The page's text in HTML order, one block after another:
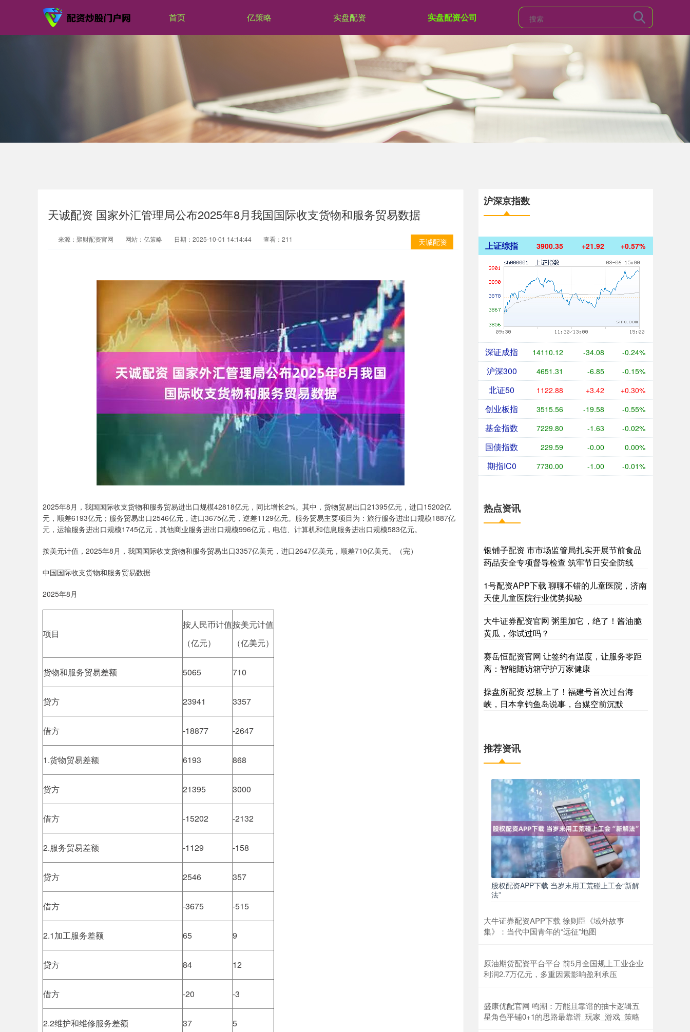
首页 亿策略 实盘配资 实盘配资公司
天诚配资 国家外汇管理局公布2025年8月我国国际收支货物和服务贸易数据
天诚配资
来源：聚财配资官网 网站：亿策略 日期：2025-10-01 14:14:44 查看：211
2025年8月，我国国际收支货物和服务贸易进出口规模42818亿元，同比增长2%。其中，货物贸易出口21395亿元，进口15202亿
元，顺差6193亿元；服务贸易出口2546亿元，进口3675亿元，逆差1129亿元。服务贸易主要项目为：旅行服务进出口规模1887亿
元，运输服务进出口规模1745亿元，其他商业服务进出口规模996亿元，电信、计算机和信息服务进出口规模583亿元。
按美元计值，2025年8月，我国国际收支货物和服务贸易出口3357亿美元，进口2647亿美元，顺差710亿美元。（完）
中国国际收支货物和服务贸易数据
2025年8月
项目
按人民币计值
（亿元）
按美元计值
（亿美元）
货物和服务贸易差额 5065 710
贷方 23941 3357
借方 -18877 -2647
1.货物贸易差额 6193 868
贷方 21395 3000
借方 -15202 -2132
2.服务贸易差额 -1129 -158
贷方 2546 357
借方 -3675 -515
2.1加工服务差额 65 9
贷方 84 12
借方 -20 -3
2.2维护和维修服务差额 37 5
沪深京指数
上证综指 3900.35 +21.92 +0.57%
深证成指 14110.12 -34.08 -0.24%
沪深300 4651.31 -6.85 -0.15%
北证50 1122.88 +3.42 +0.30%
创业板指 3515.56 -19.58 -0.55%
基金指数 7229.80 -1.63 -0.02%
国债指数 229.59 -0.00 0.00%
期指IC0 7730.00 -1.00 -0.01%
热点资讯
银铺子配资 市市场监管局扎实开展节前食品
药品安全专项督导检查 筑牢节日安全防线
1号配资APP下载 聊聊不错的儿童医院，济南
天使儿童医院行业优势揭秘
大牛证券配资官网 粥里加它，绝了！酱油脆
黄瓜，你试过吗？
赛岳恒配资官网 让签约有温度，让服务零距
离：智能随访箱守护万家健康
操盘所配资 怼脸上了！福建号首次过台海
峡，日本拿钓鱼岛说事，台媒空前沉默
推荐资讯
股权配资APP下载 当岁末用工荒碰上工会“新解
法”
大牛证券配资APP下载 徐则臣《域外故事
集》：当代中国青年的“远征”地图
原油期货配资平台平台 前5月全国规上工业企业
利润2.7万亿元，多重因素影响盈利承压
盛康优配官网 鸣潮：万能且靠谱的抽卡逻辑五
星角色平铺0+1的思路最靠谱_玩家_游戏_策略